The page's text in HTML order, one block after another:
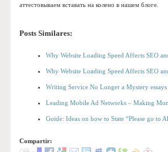
аттестовываем вставать на колено в нашем блоге.
Posts Similares:
Why Website Loading Speed Affects SEO
Why Website Loading Speed Affects SEO
Writing Service No Longer a Mystery
Leading Mobile Ad Networks – Making
Guide: Ideas on how to State “Please go to
Compartir: